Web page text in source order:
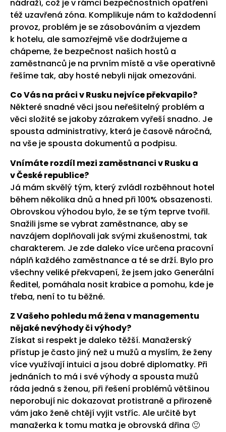
nádraží, což je v rámci bezpečnostních opatření
též uzavřená zóna. Komplikuje nám to každodenní
provoz, problém je se zásobováním a vjezdem
k hotelu, ale samozřejmě vše dodržujeme a
chápeme, že bezpečnost našich hostů a
zaměstnanců je na prvním místě a vše operativně
řešíme tak, aby hosté nebyli nijak omezováni.
Co Vás na práci v Rusku nejvíce překvapilo?
Některé snadné věci jsou neřešitelný problém a
věci složité se jakoby zázrakem vyřeší snadno. Je
spousta administrativy, která je časově náročná,
na vše je spousta dokumentů a podpisu.
Vnímáte rozdíl mezi zaměstnanci v Rusku a
v České republice?
Já mám skvělý tým, který zvládl rozběhnout hotel
během několika dnů a hned při 100% obsazenosti.
Obrovskou výhodou bylo, že se tým teprve tvořil.
Snažili jsme se vybrat zaměstnance, aby se
navzájem doplňovali jak svými zkušenostmi, tak
charakterem. Je zde daleko více určena pracovní
náplň každého zaměstnance a té se drží. Bylo pro
všechny veliké překvapení, že jsem jako Generální
Ředitel, pomáhala nosit krabice a pomohu, kde je
třeba, není to tu běžné.
Z Vašeho pohledu má žena v managementu
nějaké nevýhody či výhody?
Získat si respekt je daleko těžší. Manažerský
přístup je často jiný než u mužů a myslím, že ženy
více využívají intuici a jsou dobré diplomatky. Při
jednáních to má i své výhody a spousta mužů
ráda jedná s ženou, při řešení problémů většinou
neporobují nic dokazovat protistraně a přirozeně
vám jako ženě chtějí vyjit vstříc. Ale určitě byt
manažerka k tomu matka je obrovská dřina 🙂